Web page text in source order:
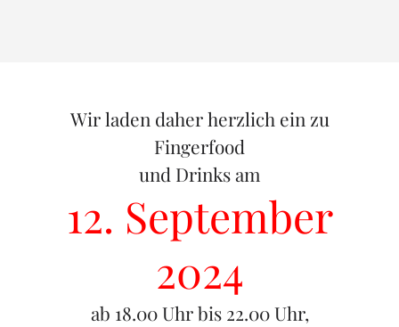
Wir laden daher herzlich ein zu
Fingerfood
und Drinks am
12. September
2024
ab 18.00 Uhr bis 22.00 Uhr,